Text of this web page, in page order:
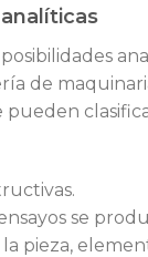
de
pueden
se
pieza,